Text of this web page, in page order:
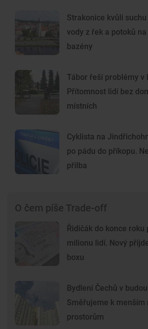
Strakonice kvůli
vody z řek a potoků
bazény
Tábor řeší problémy v
Přítomnost lidí bez
místních
Cyklista na
po pádu do příkopu.
přilba
O čem píše Trade-off
Řidičák do konce
milionu lidí. Nový
boxu
Bydlení Čechů v
Směřujeme k
prostorům